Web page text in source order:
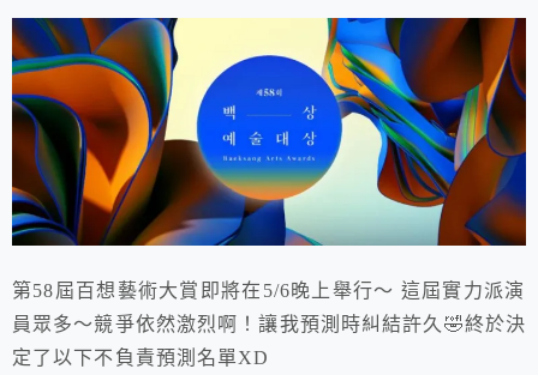
第58屆百想藝術大賞即將在5/6晚上舉行～ 這屆實力派演
員眾多～競爭依然激烈啊！讓我預測時糾結許久🤣終於決
定了以下不負責預測名單XD